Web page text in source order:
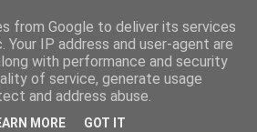
from Google to deliver its services
Your IP address and user-agent are
with performance and security
of service, generate usage
and address abuse.
MORE GOT IT